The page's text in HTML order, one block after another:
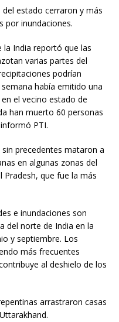
del estado cerraron y más
por inundaciones.
India reportó que las
varias partes del
podrían
había emitido una
el vecino estado de
han muerto 60 personas
PTI.
precedentes mataron a
en algunas zonas del
Pradesh, que fue la más
e inundaciones son
del norte de India en la
y septiembre. Los
más frecuentes
al deshielo de los
arrastraron casas